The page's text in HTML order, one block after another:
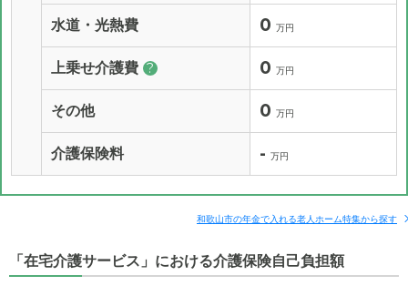
水道・光熱費 0 万円
上乗せ介護費 ? 0 万円
その他 0 万円
介護保険料 - 万円
和歌山市の年金で入れる老人ホーム特集から探す
「在宅介護サービス」における介護保険自己負担額